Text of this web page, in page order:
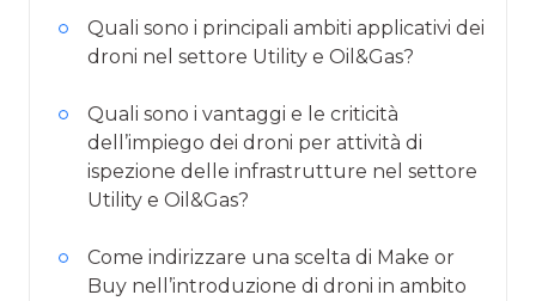
Quali sono i principali ambiti applicativi dei
droni nel settore Utility e Oil&Gas?
Quali sono i vantaggi e le criticità
dell’impiego dei droni per attività di
ispezione delle infrastrutture nel settore
Utility e Oil&Gas?
Come indirizzare una scelta di Make or
Buy nell’introduzione di droni in ambito